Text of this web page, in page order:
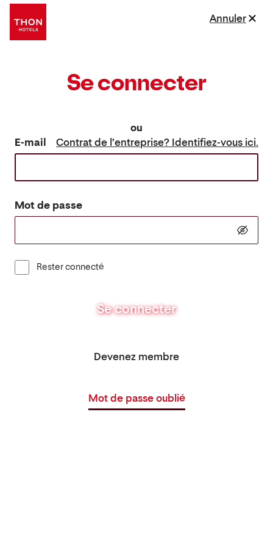
Se connecter
ou
E-mail
Contrat de l’entreprise? Identifiez-vous ici.
Mot de passe
Rester connecté
Se connecter
Devenez membre
Mot de passe oublié
Annuler